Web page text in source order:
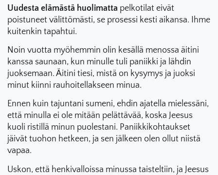
Uudesta elämästä huolimatta pelkotilat eivät
poistuneet välittömästi, se prosessi kesti aikansa. Ihme
kuitenkin tapahtui.
Noin vuotta myöhemmin olin kesällä menossa äitini
kanssa saunaan, kun minulle tuli paniikki ja lähdin
juoksemaan. Äitini tiesi, mistä on kysymys ja juoksi
minut kiinni rauhoitellakseen minua.
Ennen kuin tajuntani sumeni, ehdin ajatella mielessäni,
että minulla ei ole mitään pelättävää, koska Jeesus
kuoli ristillä minun puolestani. Paniikkikohtaukset
jäivät tuohon hetkeen, ja sen jälkeen olen ollut niistä
vapaa.
Uskon, että henkivalloissa minussa taisteltiin, ja Jeesus